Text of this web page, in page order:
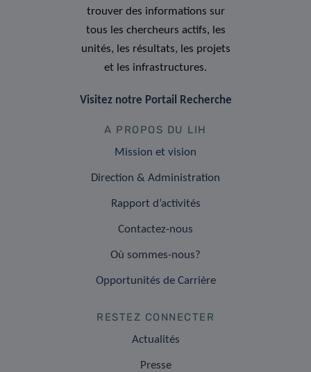
trouver des informations sur
tous les chercheurs actifs, les
unités, les résultats, les projets
et les infrastructures.
Visitez notre Portail Recherche
A PROPOS DU LIH
Mission et vision
Direction & Administration
Rapport d’activités
Contactez-nous
Où sommes-nous?
Opportunités de Carrière
RESTEZ CONNECTER
Actualités
Presse